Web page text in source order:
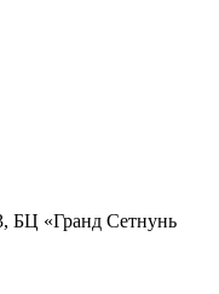
БЦ «Гранд Сетнунь